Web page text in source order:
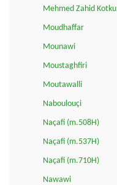
Mehmed Zahid Kotku
Moudhaffar
Mounawi
Moustaghfiri
Moutawalli
Naboulouçi
Naçafi (m.508H)
Naçafi (m.537H)
Naçafi (m.710H)
Nawawi